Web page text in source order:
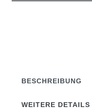
BESCHREIBUNG
WEITERE DETAILS